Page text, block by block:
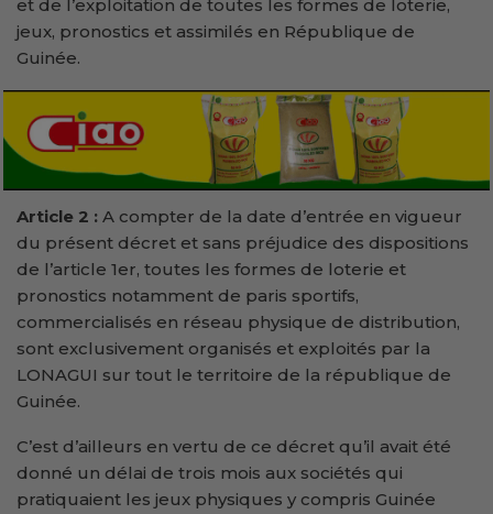
et de l’exploitation de toutes les formes de loterie,
jeux, pronostics et assimilés en République de
Guinée.
Article 2 : A compter de la date d’entrée en vigueur
du présent décret et sans préjudice des dispositions
de l’article 1er, toutes les formes de loterie et
pronostics notamment de paris sportifs,
commercialisés en réseau physique de distribution,
sont exclusivement organisés et exploités par la
LONAGUI sur tout le territoire de la république de
Guinée.
C’est d’ailleurs en vertu de ce décret qu’il avait été
donné un délai de trois mois aux sociétés qui
pratiquaient les jeux physiques y compris Guinée